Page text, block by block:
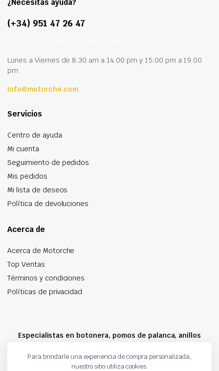
¿Necesitas ayuda?
(+34) 951 47 26 47
Lunes a Viernes de 8:30 am a 14:00 pm y 15:00 pm a 19:00
pm
info@motorche.com
Servicios
Centro de ayuda
Mi cuenta
Seguimiento de pedidos
Mis pedidos
Mi lista de deseos
Política de devoluciones
Acerca de
Acerca de Motorche
Top Ventas
Términos y condiciones
Políticas de privacidad
Especialistas en botonera, pomos de palanca, anillos
Para brindarle una experiencia de compra personalizada,
nuestro sitio utiliza cookies.